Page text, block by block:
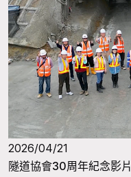
2026/04/21
隧道協會30周年紀念影片